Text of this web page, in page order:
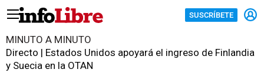
SUSCRÍBETE
MINUTO A MINUTO
Directo | Estados Unidos apoyará el ingreso de Finlandia
y Suecia en la OTAN